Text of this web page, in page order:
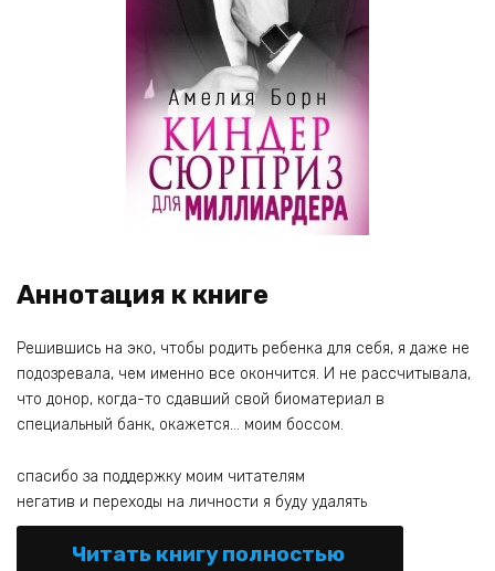
Аннотация к книге
Решившись на эко, чтобы родить ребенка для себя, я даже не
подозревала, чем именно все окончится. И не рассчитывала,
что донор, когда-то сдавший свой биоматериал в
специальный банк, окажется… моим боссом.
спасибо за поддержку моим читателям
негатив и переходы на личности я буду удалять
Читать книгу полностью